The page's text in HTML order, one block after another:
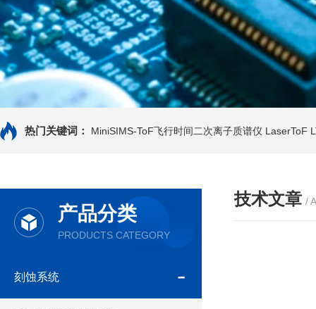
热门关键词： MiniSIMS-ToF飞行时间二次离子质谱仪 LaserToF
产品分类
PRODUCTS CATEGORY
刻蚀系统
技术文章 /